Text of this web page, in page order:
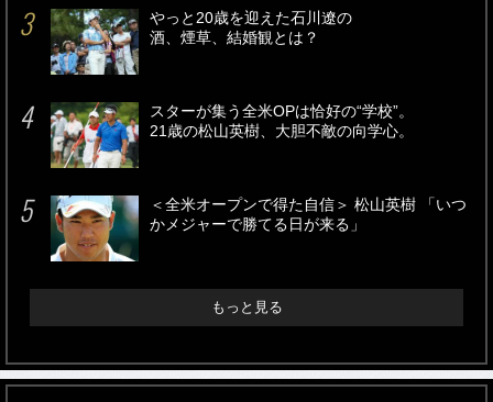
やっと20歳を迎えた石川遼の
酒、煙草、結婚観とは？
スターが集う全米OPは恰好の“学校”。
21歳の松山英樹、大胆不敵の向学心。
＜全米オープンで得た自信＞ 松山英樹 「いつ
かメジャーで勝てる日が来る」
もっと見る